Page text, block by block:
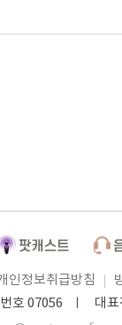
인정보취급방침
번호 07056 ㅣ 대